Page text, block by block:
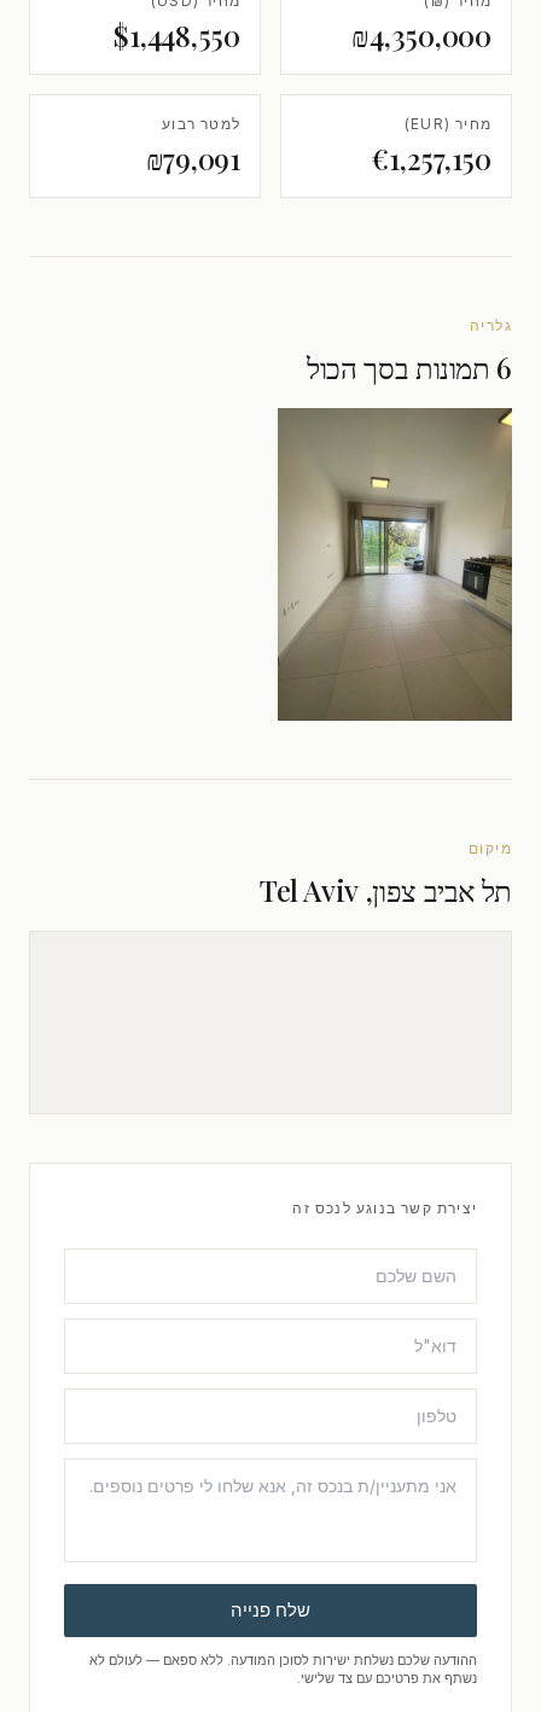
₪4,350,000
$1,448,550
מחיר (EUR)
€1,257,150
למטר רבוע
₪79,091
גלריה
6 תמונות בסך הכול
מיקום
תל אביב צפון, Tel Aviv
יצירת קשר בנוגע לנכס זה
שלח פנייה
ההודעה שלכם נשלחת ישירות לסוכן המודעה. ללא ספאם — לעולם לא
נשתף את פרטיכם עם צד שלישי.